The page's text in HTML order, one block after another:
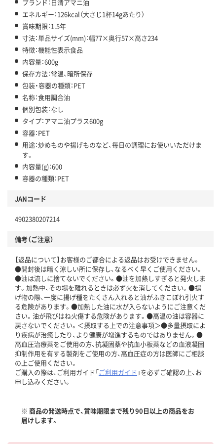
ブランド：日清アマニ油
エネルギー：126kcal（大さじ1杯14gあたり）
賞味期限：1.5年
寸法：単品サイズ(mm)：幅77×奥行57×高さ234
特徴：機能性表示食品
内容量：600g
保存方法：常温、暗所保存
包装・容器の種類：PET
名称：食用調合油
個別包装：なし
タイプ：アマニ油プラス600g
容器：PET
用途：炒めものや揚げものなど、毎日の調理にお使いいただけま
す。
内容量(g)：600
容器の種類：PET
JANコード
4902380207214
備考（ご注意）
【返品について】お客様のご都合による返品はお受けできません。
●開封後は暗く涼しい所に保存し、なるべく早くご使用ください。
●油は流しに捨てないでください。●油を加熱しすぎると発火しま
す。加熱中、その場を離れるときは必ず火を消してください。●揚
げ物の際、一度に揚げ種をたくさん入れると油がふきこぼれ引火す
る危険があります。●加熱した油に水が入らないようにご注意くだ
さい。油が飛びはね火傷する危険があります。●高温の油は容器に
戻さないでください。＜摂取する上での注意事項＞●多量摂取によ
り疾病が治癒したり、より健康が増進するものではありません。●
高血圧治療薬をご使用の方、抗凝固薬や抗血小板薬などの血液凝固
抑制作用を有する製剤をご使用の方、高血圧症の方は医師にご相談
の上ご使用ください。
ご購入の際は、ご利用ガイド「ご利用ガイド 」を必ずご確認の上、お
申し込みください。
※ 商品の発送時点で、賞味期限まで残り90日以上の商品をお
届けします。